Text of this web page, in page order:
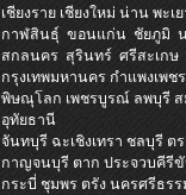
เชียงราย เชียงใหม่ น่านพะเ
กาฬสินธุ์ ขอนแก่น ชัยภูมิ
สกลนคร สุรินทร์ ศรีสะเกษ
กรุงเทพมหานครกำแพงเพชร
พิษณุโลก เพชรบูรณ์ ลพบุรี
อุทัยธานี
จันทบุรี ฉะเชิงเทรา ชลบุรี ต
กาญจนบุรี ตาก ประจวบคีรี
กระบี่ ชุมพร ตรังนครศรีธรร